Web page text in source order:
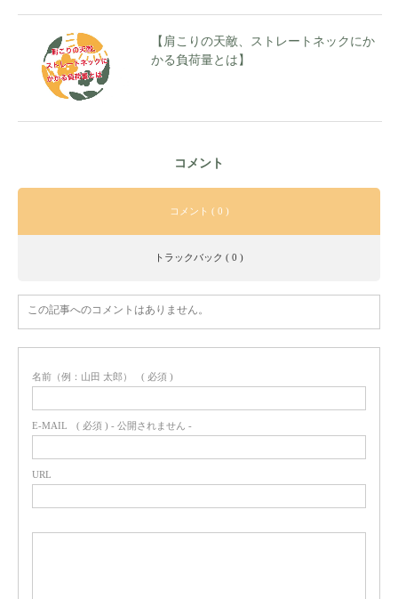
【肩こりの天敵、ストレートネックにか
かる負荷量とは】
コメント
コメント ( 0 )
トラックバック ( 0 )
この記事へのコメントはありません。
名前（例：山田 太郎） ( 必須 )
E-MAIL ( 必須 ) - 公開されません -
URL